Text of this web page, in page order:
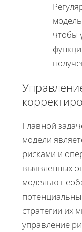
чтобы
Главной
модели
рисками и
выявленных
моделью
стратегии их
управление